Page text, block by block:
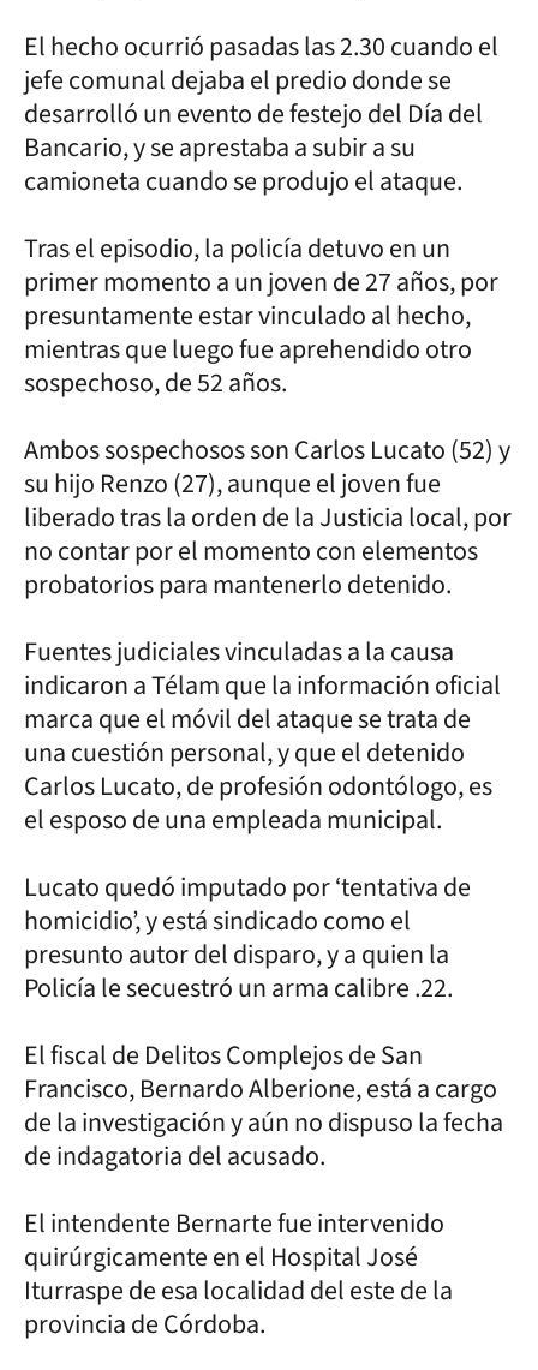
El hecho ocurrió pasadas las 2.30 cuando el
jefe comunal dejaba el predio donde se
desarrolló un evento de festejo del Día del
Bancario, y se aprestaba a subir a su
camioneta cuando se produjo el ataque.
Tras el episodio, la policía detuvo en un
primer momento a un joven de 27 años, por
presuntamente estar vinculado al hecho,
mientras que luego fue aprehendido otro
sospechoso, de 52 años.
Ambos sospechosos son Carlos Lucato (52) y
su hijo Renzo (27), aunque el joven fue
liberado tras la orden de la Justicia local, por
no contar por el momento con elementos
probatorios para mantenerlo detenido.
Fuentes judiciales vinculadas a la causa
indicaron a Télam que la información oficial
marca que el móvil del ataque se trata de
una cuestión personal, y que el detenido
Carlos Lucato, de profesión odontólogo, es
el esposo de una empleada municipal.
Lucato quedó imputado por ‘tentativa de
homicidio’, y está sindicado como el
presunto autor del disparo, y a quien la
Policía le secuestró un arma calibre .22.
El fiscal de Delitos Complejos de San
Francisco, Bernardo Alberione, está a cargo
de la investigación y aún no dispuso la fecha
de indagatoria del acusado.
El intendente Bernarte fue intervenido
quirúrgicamente en el Hospital José
Iturraspe de esa localidad del este de la
provincia de Córdoba.